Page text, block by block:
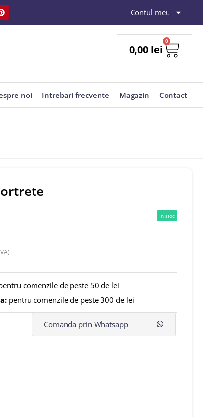
Contul meu
0,00 lei
0
noi Intrebari frecvente Magazin Contact
In stoc
comenzile de peste 50 de lei
pentru comenzile de peste 300 de lei
Comanda prin Whatsapp